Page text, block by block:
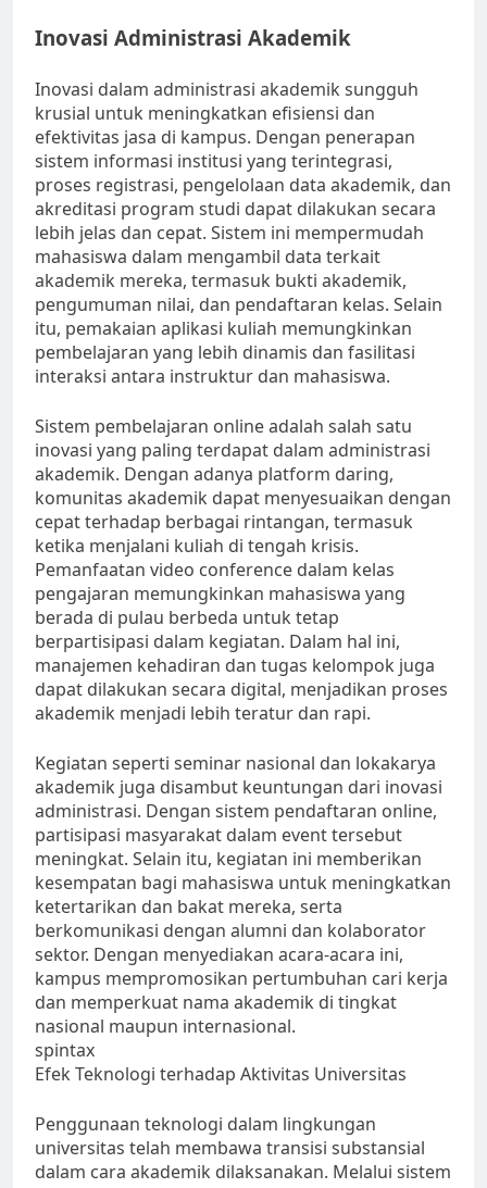
Inovasi Administrasi Akademik
Inovasi dalam administrasi akademik sungguh
krusial untuk meningkatkan efisiensi dan
efektivitas jasa di kampus. Dengan penerapan
sistem informasi institusi yang terintegrasi,
proses registrasi, pengelolaan data akademik, dan
akreditasi program studi dapat dilakukan secara
lebih jelas dan cepat. Sistem ini mempermudah
mahasiswa dalam mengambil data terkait
akademik mereka, termasuk bukti akademik,
pengumuman nilai, dan pendaftaran kelas. Selain
itu, pemakaian aplikasi kuliah memungkinkan
pembelajaran yang lebih dinamis dan fasilitasi
interaksi antara instruktur dan mahasiswa.
Sistem pembelajaran online adalah salah satu
inovasi yang paling terdapat dalam administrasi
akademik. Dengan adanya platform daring,
komunitas akademik dapat menyesuaikan dengan
cepat terhadap berbagai rintangan, termasuk
ketika menjalani kuliah di tengah krisis.
Pemanfaatan video conference dalam kelas
pengajaran memungkinkan mahasiswa yang
berada di pulau berbeda untuk tetap
berpartisipasi dalam kegiatan. Dalam hal ini,
manajemen kehadiran dan tugas kelompok juga
dapat dilakukan secara digital, menjadikan proses
akademik menjadi lebih teratur dan rapi.
Kegiatan seperti seminar nasional dan lokakarya
akademik juga disambut keuntungan dari inovasi
administrasi. Dengan sistem pendaftaran online,
partisipasi masyarakat dalam event tersebut
meningkat. Selain itu, kegiatan ini memberikan
kesempatan bagi mahasiswa untuk meningkatkan
ketertarikan dan bakat mereka, serta
berkomunikasi dengan alumni dan kolaborator
sektor. Dengan menyediakan acara-acara ini,
kampus mempromosikan pertumbuhan cari kerja
dan memperkuat nama akademik di tingkat
nasional maupun internasional.
spintax
Efek Teknologi terhadap Aktivitas Universitas
Penggunaan teknologi dalam lingkungan
universitas telah membawa transisi substansial
dalam cara akademik dilaksanakan. Melalui sistem